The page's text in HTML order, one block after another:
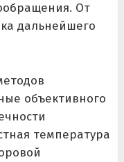
От
дальнейшего
объективного
температура